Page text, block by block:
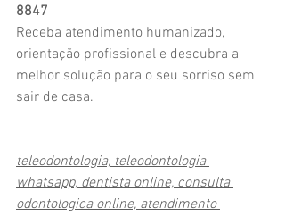
8847
Receba atendimento humanizado,
orientação profissional e descubra a
melhor solução para o seu sorriso sem
sair de casa.
teleodontologia, teleodontologia
whatsapp, dentista online, consulta
odontologica online, atendimento